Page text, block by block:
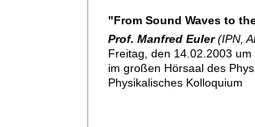
"From Sound Waves to
Prof. Manfred Euler (IPN,
Freitag, den 14.02.2003
im großen Hörsaal des
Physikalisches Kolloquium